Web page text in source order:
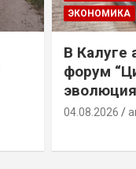
ЭКОНОМИКА
В Калуге
форум
04.08.2026